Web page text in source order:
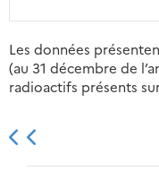
Les données
(au 31 décembre de
radioactifs présents